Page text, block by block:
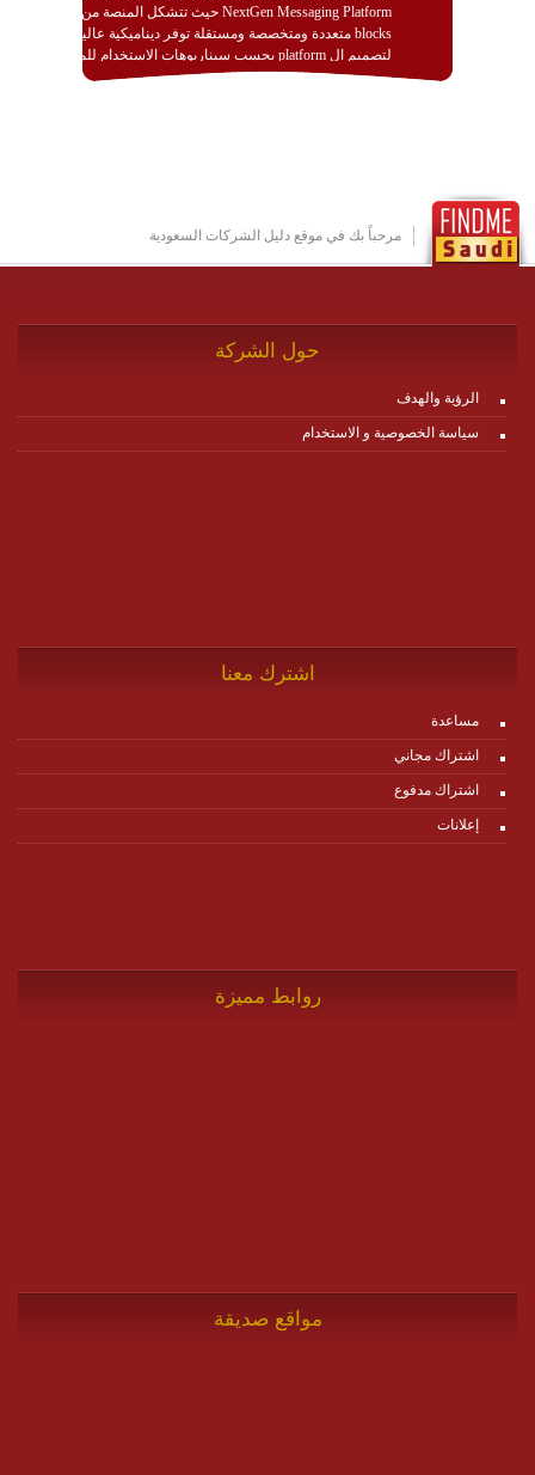
NextGen Messaging Platform حيث تتشكل المنصة من
blocks متعددة ومتخصصة ومستقلة توفر ديناميكية عالية
لتصميم ال platform بحسب سيناريوهات الاستخدام للمنصة
وتتوافق مع النشر والاستثمار ضمن بيئة استضافة dedicated
http://www.plutosms.com/zagel
مرحباً بك في موقع دليل الشركات السعودية
حول الشركة
الرؤية والهدف
سياسة الخصوصية و الاستخدام
اشترك معنا
مساعدة
اشتراك مجاني
اشتراك مدفوع
إعلانات
روابط مميزة
مواقع صديقة